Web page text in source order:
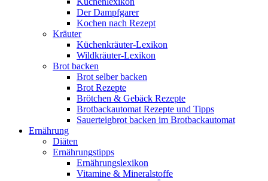
Der Dampfgarer
Kochen nach Rezept
Kräuter
Küchenkräuter-Lexikon
Wildkräuter-Lexikon
Brot backen
Brot selber backen
Brot Rezepte
Brötchen & Gebäck Rezepte
Brotbackautomat Rezepte und Tipps
Sauerteigbrot backen im Brotbackautomat
Ernährung
Diäten
Ernährungstipps
Ernährungslexikon
Vitamine & Mineralstoffe